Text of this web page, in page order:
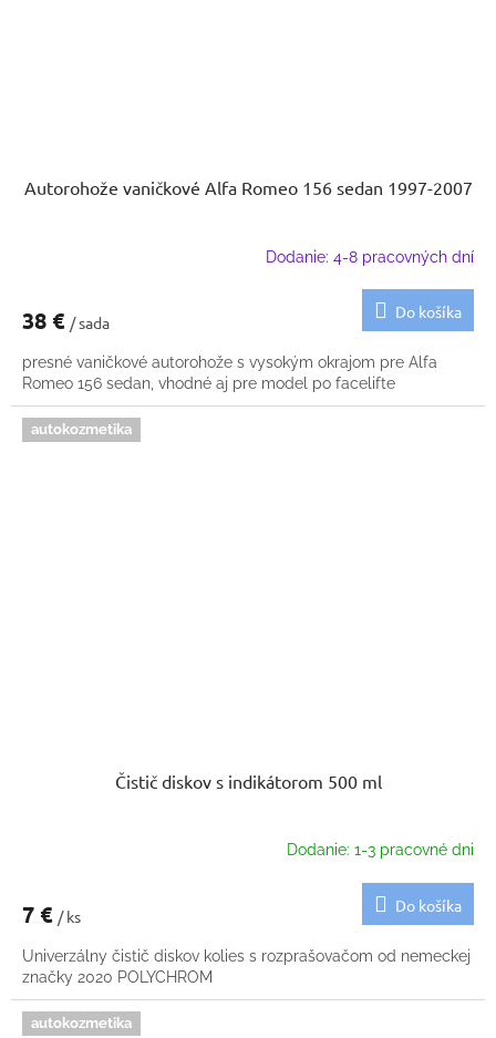
Autorohože vaničkové Alfa Romeo 156 sedan 1997-2007
Dodanie: 4-8 pracovných dní
38 € / sada
Do košíka
presné vaničkové autorohože s vysokým okrajom pre Alfa
Romeo 156 sedan, vhodné aj pre model po facelifte
autokozmetika
Čistič diskov s indikátorom 500 ml
Dodanie: 1-3 pracovné dni
7 € / ks
Do košíka
Univerzálny čistič diskov kolies s rozprašovačom od nemeckej
značky 2020 POLYCHROM
autokozmetika